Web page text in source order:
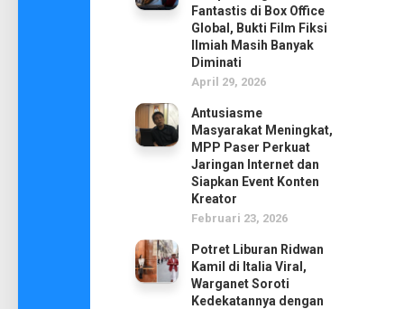
Fantastis di Box Office
Global, Bukti Film Fiksi
Ilmiah Masih Banyak
Diminati
April 29, 2026
Antusiasme
Masyarakat Meningkat,
MPP Paser Perkuat
Jaringan Internet dan
Siapkan Event Konten
Kreator
Februari 23, 2026
Potret Liburan Ridwan
Kamil di Italia Viral,
Warganet Soroti
Kedekatannya dengan